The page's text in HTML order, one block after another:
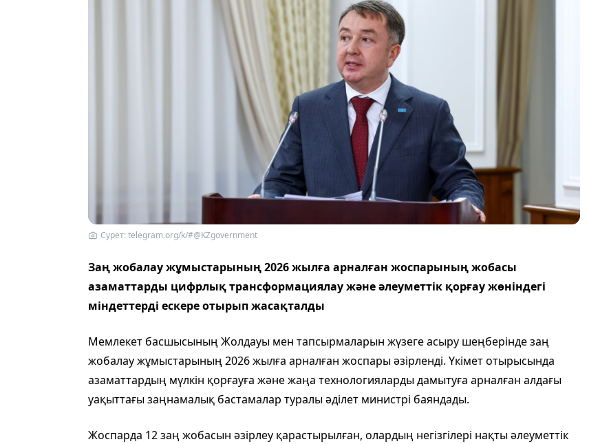
Сурет: telegram.org/k/#@KZgovernment
Заң жобалау жұмыстарының 2026 жылға арналған жоспарының жобасы
азаматтарды цифрлық трансформациялау және әлеуметтік қорғау жөніндегі
міндеттерді ескере отырып жасақталды
Мемлекет басшысының Жолдауы мен тапсырмаларын жүзеге асыру шеңберінде заң
жобалау жұмыстарының 2026 жылға арналған жоспары әзірленді. Үкімет отырысында
азаматтардың мүлкін қорғауға және жаңа технологияларды дамытуға арналған алдағы
уақыттағы заңнамалық бастамалар туралы әділет министрі баяндады.
Жоспарда 12 заң жобасын әзірлеу қарастырылған, олардың негізгілері нақты әлеуметтік